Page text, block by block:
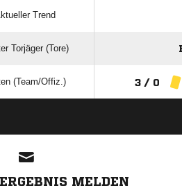
Trend
Torjäger (Tore)
(Team/Offiz.) 3 / 0
MELDEN